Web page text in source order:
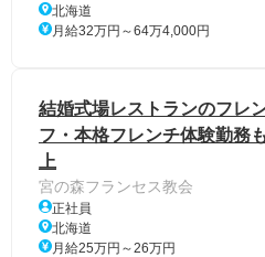
北海道
月給32万円～64万4,000円
結婚式場レストランのフレ
フ・本格フレンチ体験勤務
上
宮の森フランセス教会
正社員
北海道
月給25万円～26万円